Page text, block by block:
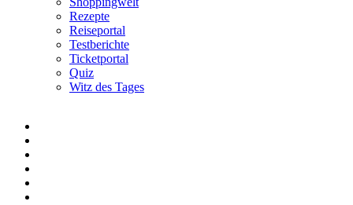
Rezepte
Reiseportal
Testberichte
Ticketportal
Quiz
Witz des Tages